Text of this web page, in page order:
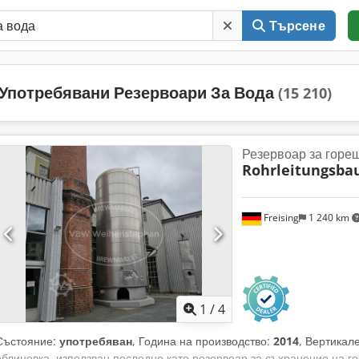
Търсене
Резервоари За Вода(15 210)
1 /4
Freising 1 240 km
Резервоар за
употребяван, Година на производство: 2014,